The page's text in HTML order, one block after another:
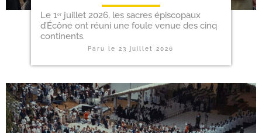
Le 1ᵉʳ juillet 2026, les sacres épis­co­paux
d’Écône ont réuni une foule venue des cinq
continents.
Paru le23 juillet 2026